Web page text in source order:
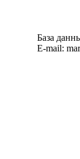
База
E-mail: